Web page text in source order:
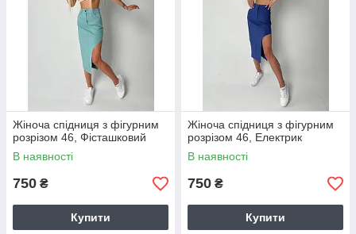
Жіноча спідниця з фігурним
розрізом 46, Фісташковий
В наявності
750 ₴
Купити
Жіноча спідниця з фігурним
розрізом 46, Електрик
В наявності
750 ₴
Купити